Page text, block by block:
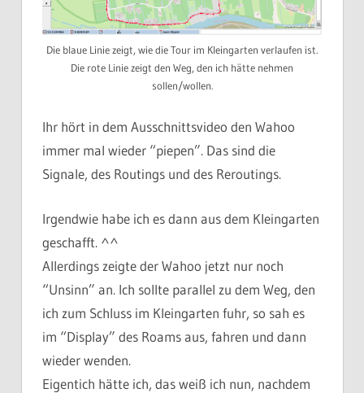
Die blaue Linie zeigt, wie die Tour im Kleingarten verlaufen ist.
Die rote Linie zeigt den Weg, den ich hätte nehmen
sollen/wollen.
Ihr hört in dem Ausschnittsvideo den Wahoo
immer mal wieder “piepen”. Das sind die
Signale, des Routings und des Reroutings.
Irgendwie habe ich es dann aus dem Kleingarten
geschafft. ^^
Allerdings zeigte der Wahoo jetzt nur noch
“Unsinn” an. Ich sollte parallel zu dem Weg, den
ich zum Schluss im Kleingarten fuhr, so sah es
im “Display” des Roams aus, fahren und dann
wieder wenden.
Eigentich hätte ich, das weiß ich nun, nachdem